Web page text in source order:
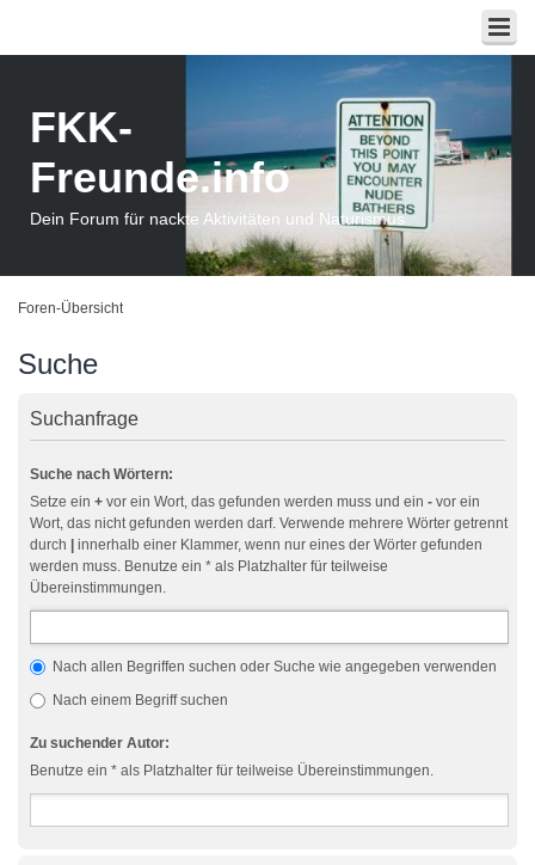
FKK-
Freunde.info
Dein Forum für nackte Aktivitäten und Naturismus
Foren-Übersicht
Suche
Suchanfrage
Suche nach Wörtern:
Setze ein + vor ein Wort, das gefunden werden muss und ein - vor ein
Wort, das nicht gefunden werden darf. Verwende mehrere Wörter getrennt
durch
innerhalb einer Klammer, wenn nur eines der Wörter gefunden
werden muss. Benutze ein * als Platzhalter für teilweise
Übereinstimmungen.
Nach allen Begriffen suchen oder Suche wie angegeben verwenden
Nach einem Begriff suchen
Zu suchender Autor:
Benutze ein * als Platzhalter für teilweise Übereinstimmungen.